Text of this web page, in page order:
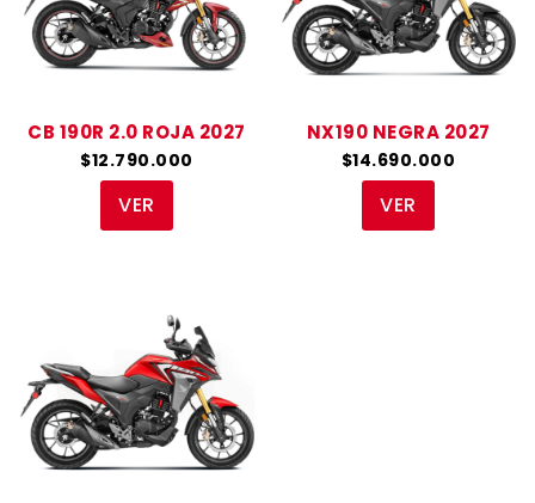
CB 190R 2.0 ROJA 2027
$12.790.000
VER
NX190 NEGRA 2027
$14.690.000
VER